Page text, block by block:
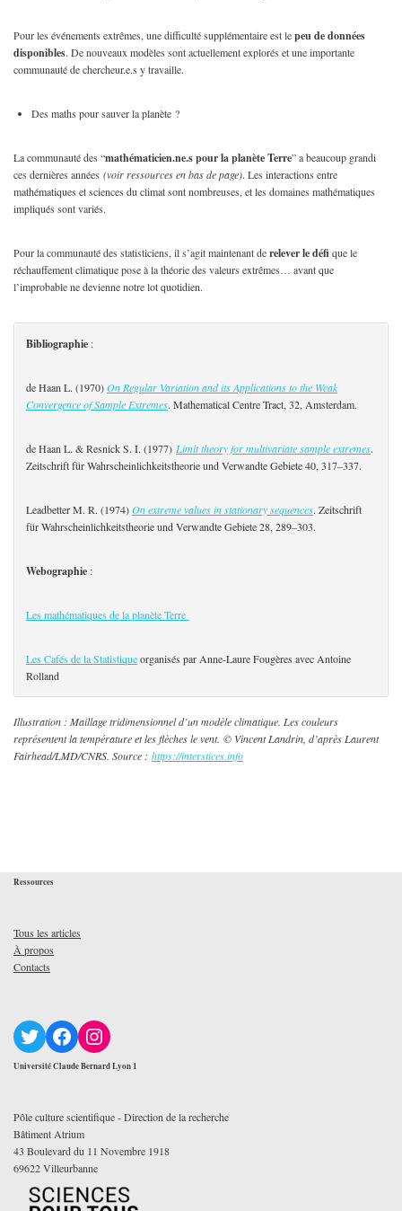
Pour les événements extrêmes, une difficulté supplémentaire est lepeu de données
disponibles. De nouveaux modèles sont actuellement explorés et une importante
communauté de chercheur.e.s y travaille.
Des maths pour sauver la planète ?
La communauté des “mathématicien.ne.s pour la planète Terre” a beaucoup grandi
ces dernières années (voir ressources en bas de page). Les interactions entre
mathématiques et sciences du climat sont nombreuses, et les domaines mathématiques
impliqués sont variés.
Pour la communauté des statisticiens, il s’agit maintenant derelever le défique le
réchauffement climatique pose à la théorie des valeurs extrêmes… avant que
l’improbable ne devienne notre lot quotidien.
Bibliographie :
de Haan L. (1970)On Regular Variation and its Applications to the Weak
Convergence of Sample Extremes. Mathematical Centre Tract, 32, Amsterdam.
de Haan L. & Resnick S. I. (1977) Limit theory for multivariate sample extremes.
Zeitschrift für Wahrscheinlichkeitstheorie und Verwandte Gebiete 40, 317–337.
Leadbetter M. R. (1974)On extreme values in stationary sequences. Zeitschrift
für Wahrscheinlichkeitstheorie und Verwandte Gebiete 28, 289–303.
Webographie :
Les mathématiques de la planète Terre
Les Cafés de la Statistiqueorganisés par Anne-Laure Fougères avec Antoine
Rolland
Illustration : Maillage tridimensionnel d’un modèle climatique. Les couleurs
représentent la température et les flèches le vent. © Vincent Landrin, d’après Laurent
Fairhead/LMD/CNRS. Source : https://interstices.info
Ressources
Tous les articles
À propos
Contacts
Université Claude Bernard Lyon 1
Pôle culture scientifique - Direction de la recherche
Bâtiment Atrium
43 Boulevard du 11 Novembre 1918
69622 Villeurbanne